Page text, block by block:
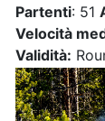
Partenti: 51
Velocità
Validità: